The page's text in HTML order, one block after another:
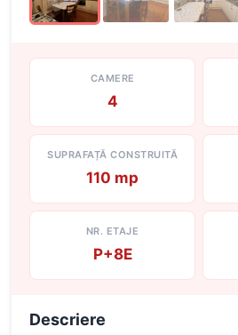
CAMERE
4
SUPRAFAȚĂ CONSTRUITĂ
110 mp
NR. ETAJE
P+8E
Descriere